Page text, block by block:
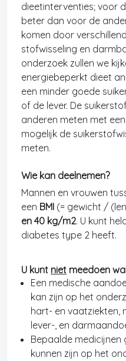
dieetinterventies; voor
beter dan voor de
komen door
stofwisseling en
onderzoek zullen we
energiebeperkt dieet
een minder goede
of de lever. De
anderen meten met
mogelijk de
meten.
Wie kan deelnemen?
Mannen en vrouwen
een BMI (= gewicht /
en 40 kg/m2. U kunt
diabetes type 2 heeft.
U kunt niet meedoen
Een medische
kan zijn op het
hart- en vaatziekten,
lever-, en
Bepaalde medicijnen
kunnen zijn op het